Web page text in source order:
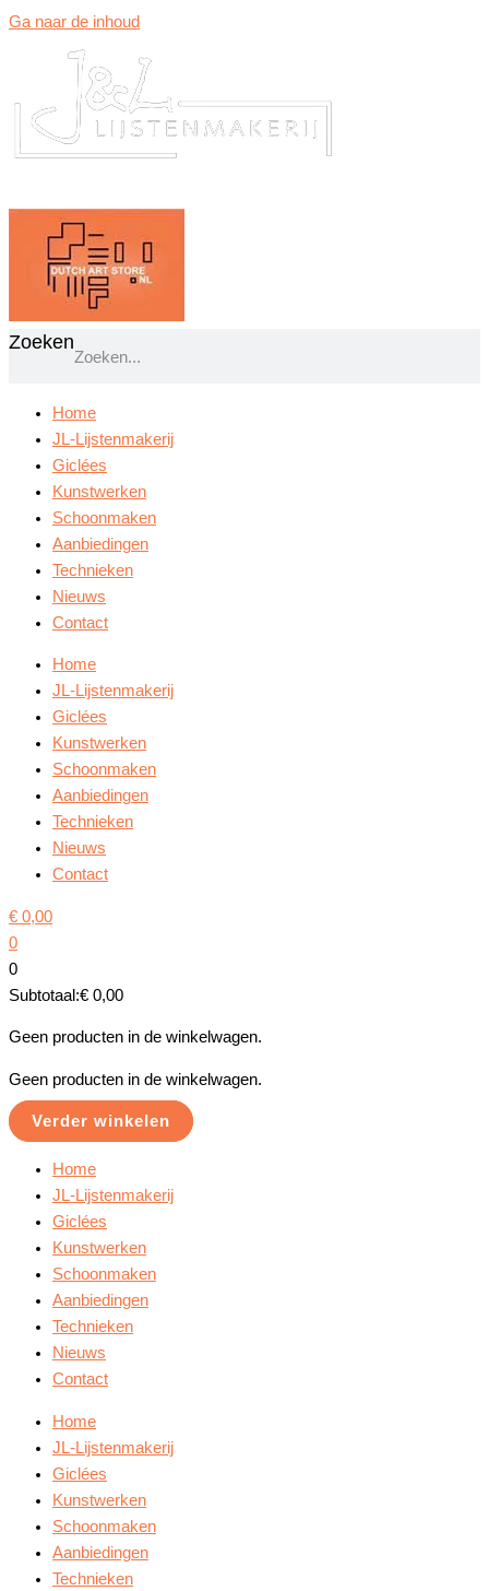
Ga naar de inhoud
Zoeken
Home
JL-Lijstenmakerij
Giclées
Kunstwerken
Schoonmaken
Aanbiedingen
Technieken
Nieuws
Contact
Home
JL-Lijstenmakerij
Giclées
Kunstwerken
Schoonmaken
Aanbiedingen
Technieken
Nieuws
Contact
€ 0,00
0
0
Subtotaal:€ 0,00
Geen producten in de winkelwagen.
Geen producten in de winkelwagen.
Verder winkelen
Home
JL-Lijstenmakerij
Giclées
Kunstwerken
Schoonmaken
Aanbiedingen
Technieken
Nieuws
Contact
Home
JL-Lijstenmakerij
Giclées
Kunstwerken
Schoonmaken
Aanbiedingen
Technieken